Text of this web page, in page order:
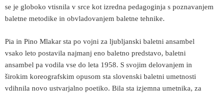
se je globoko vtisnila v srce kot izredna pedagoginja s poznavanjem
baletne metodike in obvladovanjem baletne tehnike.
Pia in Pino Mlakar sta po vojni za ljubljanski baletni ansambel
vsako leto postavila najmanj eno baletno predstavo, baletni
ansambel pa vodila vse do leta 1958. S svojim delovanjem in
širokim koreografskim opusom sta slovenski baletni umetnosti
vdihnila novo ustvarjalno poetiko. Bila sta izjemna umetnika, za